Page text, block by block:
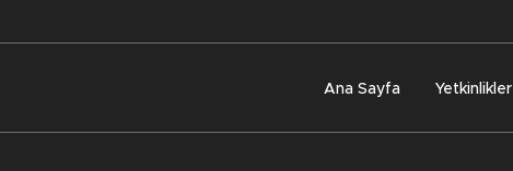
Ana Sayfa Yetkinlikler